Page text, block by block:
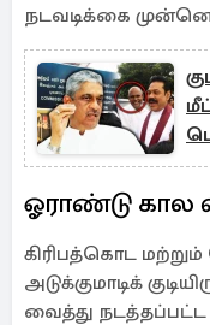
நடவடிக்கை
ஓராண்டு கால
கிரிபத்கொட மற்றும்
அடுக்குமாடிக்
வைத்து